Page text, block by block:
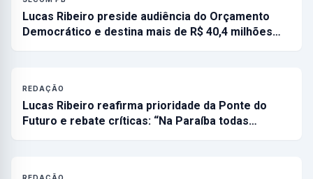
Lucas Ribeiro preside audiência do Orçamento
Democrático e destina mais de R$ 40,4 milhões…
REDAÇÃO
Lucas Ribeiro reafirma prioridade da Ponte do
Futuro e rebate críticas: “Na Paraíba todas…